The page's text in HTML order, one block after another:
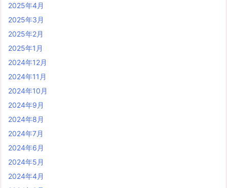
2025年4月
2025年3月
2025年2月
2025年1月
2024年12月
2024年11月
2024年10月
2024年9月
2024年8月
2024年7月
2024年6月
2024年5月
2024年4月